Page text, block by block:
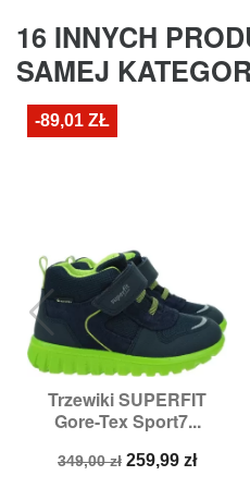
16 INNYCH
SAMEJ
Trzewiki SUPERFIT
Gore-Tex Sport7...
Cena
349,00 zł Cena
259,99 zł
-89,01 ZŁ